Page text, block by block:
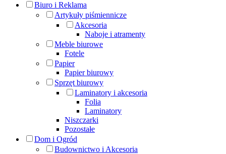
Biuro i Reklama
Artykuły piśmiennicze
Akcesoria
Naboje i atramenty
Meble biurowe
Fotele
Papier
Papier biurowy
Sprzęt biurowy
Laminatory i akcesoria
Folia
Laminatory
Niszczarki
Pozostałe
Dom i Ogród
Budownictwo i Akcesoria